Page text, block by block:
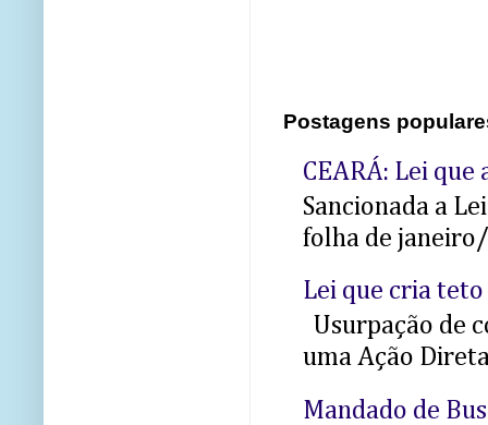
Postagens
CEARÁ: Lei
Sancionada a
folha de
Lei que cria
Usurpação de
uma Ação
Mandado de